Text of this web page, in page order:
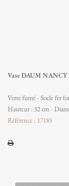
Vase DAUM NANCY
Verre fumé - Socle fer
Hauteur : 32 cm -
Référence : 17185